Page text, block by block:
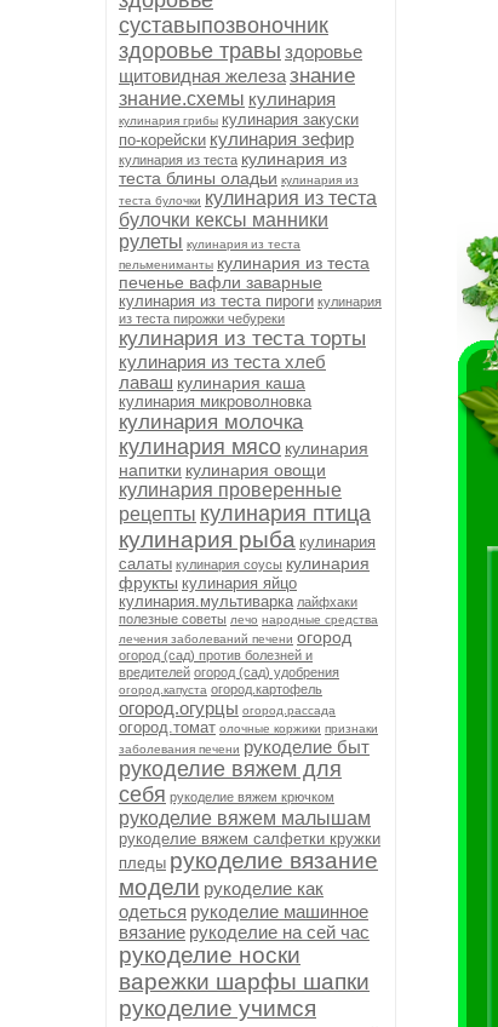
суставыпозвоночник
здоровье травы здоровье
щитовидная железазнание
знание.схемы кулинария
кулинария грибы кулинария закуски
по-корейски кулинария зефир
кулинария из теста кулинария из
теста блины оладьи кулинария из
теста булочки кулинария из теста
булочки кексы манники
рулеты кулинария из теста
пельмениманты кулинария из теста
печенье вафли заварные
кулинария из теста пироги кулинария
из теста пирожки чебуреки
кулинария из теста торты
кулинария из теста хлеб
лаваш кулинария каша
кулинария микроволновка
кулинария молочка
кулинария мясо кулинария
напитки кулинария овощи
кулинария проверенные
рецепты кулинария птица
кулинария рыба кулинария
салаты кулинария соусы кулинария
фрукты кулинария яйцо
кулинария.мультиварка лайфхаки
полезные советы лечо народные средства
лечения заболеваний печени огород
огород (сад) против болезней и
вредителей огород (сад) удобрения
огород.капуста огород.картофель
огород.огурцы огород.рассада
огород.томат олочные коржики признаки
заболевания печени рукоделие быт
рукоделие вяжем для
себя рукоделие вяжем крючком
рукоделие вяжем малышам
рукоделие вяжем салфетки кружки
пледы рукоделие вязание
модели рукоделие как
одеться рукоделие машинное
вязание рукоделие на сей час
рукоделие носки
варежки шарфы шапки
рукоделие учимся